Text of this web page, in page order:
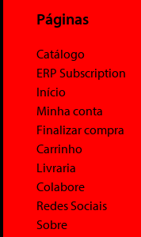
Páginas
Catálogo
ERP Subscription
Início
Minha conta
Finalizar compra
Carrinho
Livraria
Colabore
Redes Sociais
Sobre